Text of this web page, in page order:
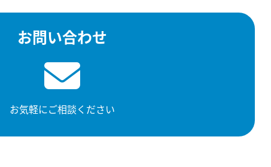
お問い合わせ
お気軽にご相談ください